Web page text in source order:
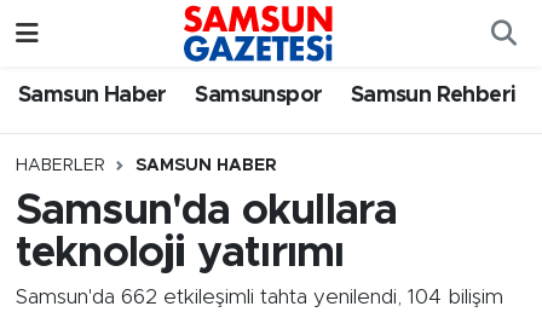
Samsun Haber Samsunspor Samsun Rehberi
HABERLER SAMSUN HABER
Samsun'da okullara
teknoloji yatırımı
Samsun'da 662 etkileşimli tahta yenilendi, 104 bilişim
Samsun Haber
Samsun Rehberi
Resmi İlanlar
Samsun Nöbetçi Eczaneler
SAMSUN Namaz Vakitleri
Samsun Trafik Yoğunluk Haritası